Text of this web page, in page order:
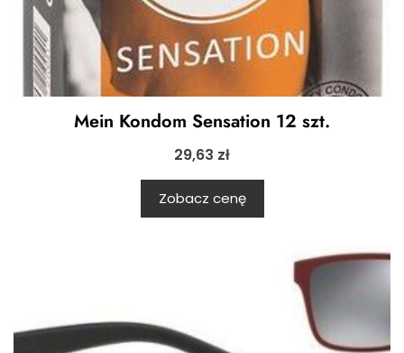
Mein Kondom Sensation 12 szt.
29,63 zł
Zobacz cenę